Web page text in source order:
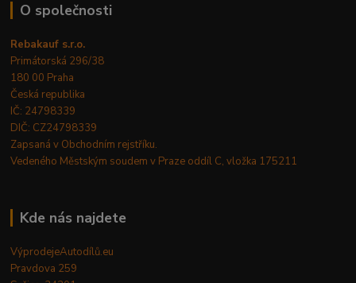
O společnosti
Rebakauf s.r.o.
Primátorská 296/38
180 00 Praha
Česká republika
IČ: 24798339
DIČ: CZ24798339
Zapsaná v Obchodním rejstříku.
Vedeného Městským soudem v Praze oddíl C, vložka 175211
Kde nás najdete
VýprodejeAutodílů.eu
Pravdova 259